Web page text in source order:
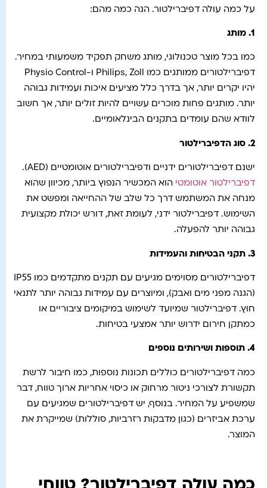
על כמה עולה דפיברילטור. הנה כמה מהם:
1. מותג
כמו בכל מוצר טכנולוגי, מותג משחק תפקיד משמעותי במחיר.
דפיברילטורים ממותגים כמו Philips, Zoll ו-Physio Control
יהיו יקרים יותר, אך בדרך כלל מציעים איכות ועמידות גבוהה
יותר. מותגים פחות מוכרים עשויים להיות זולים יותר, אך חשוב
לוודא שהם עומדים בתקנים הבינלאומיים.
2. סוג הדפיברילטור
ישנם דפיברילטורים ידניים ודפיברילטורים אוטומטיים (AED).
דפיברילטור אוטומטי הוא המכשיר הנפוץ ביותר, מכיוון שהוא
מנחה את המשתמש דרך כל שלב של ההחייאה ומפשט את
השימוש. דפיברילטור ידני, לעומת זאת, דורש יכולת מקצועית
גבוהה יותר להפעלה.
3. תקני הבטיחות והעמידות
דפיברילטורים מסוימים מגיעים עם תקנים מתקדמים כמו IP55
(הגנה מפני מים ואבק), ומיוצרים עם עמידות גבוהה יותר לתנאי
חוץ. דפיברילטור שמיועד לשימוש במיקומים ציבוריים או
כמתקן חירום ידרוש יותר אמצעי בטיחות.
4. תוספות ושירותים נוספים
כמה דפיברילטורים כוללים תכונות נוספות, כמו חיבור לרשת
תקשורת לצורכי ניטור מרחוק או כיסוי אחריות ארוך טווח, דבר
שמשפיע על המחיר. בנוסף, יש דפיברילטורים שמגיעים עם
ערכת אביזרים (כגון מדבקות רזרביות, סוללות) שמייקרת את
המוצר.